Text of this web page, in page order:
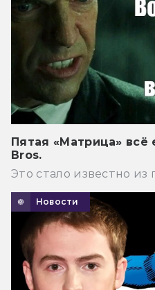
Пятая «Матрица»
Bros.
Это стало известно
Новости